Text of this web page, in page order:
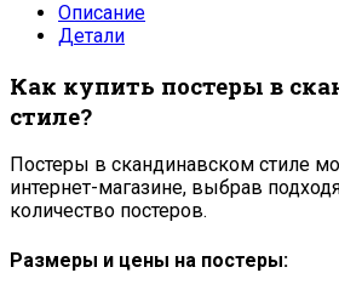
Описание
Детали
Как купить постеры в
стиле?
Постеры в скандинавском стиле
интернет-магазине, выбрав
количество постеров.
Размеры и цены на постеры: